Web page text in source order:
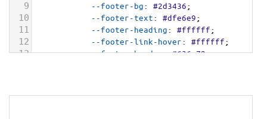
9 --footer-bg: #2d3436;
10 --footer-text: #dfe6e9;
11 --footer-heading: #ffffff;
12 --footer-link-hover: #ffffff;
13 --footer-border: #636e72;